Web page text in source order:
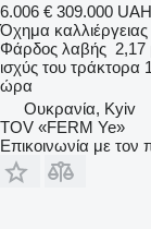
6.006 € 309.000 UAH
Όχημα
Φάρδος λαβής 2,17
ισχύς του τράκτορα
ώρα
Ουκρανία, Kyiv
TOV «FERM Ye»
Επικοινωνία με τον